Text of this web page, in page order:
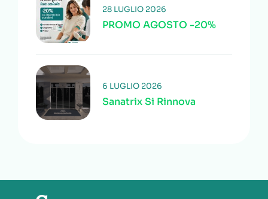
PROMO AGOSTO -20%
28 LUGLIO 2026
Sanatrix Si Rinnova
6 LUGLIO 2026